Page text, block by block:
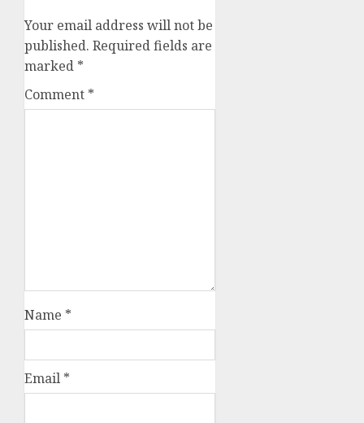
Your email address will not be
published. Required fields are
marked *
Comment *
Name *
Email *